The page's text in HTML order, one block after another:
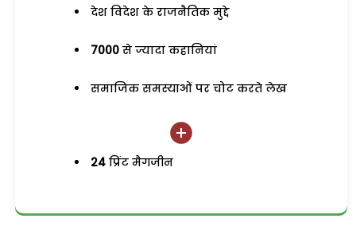
देश विदेश के राजनैतिक मुद्दे
7000 से ज्यादा कहानियां
समाजिक समस्याओं पर चोट करते लेख
24 प्रिंट मैगजीन